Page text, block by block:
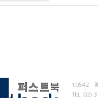
10542
TEL.
02)